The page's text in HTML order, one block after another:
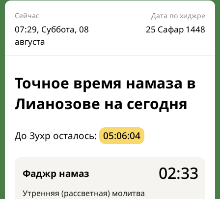
Расписание на месяц
Время Сухура и Ифтара на сегодня
Календарь рамадана
Направление киблы
Сейчас
07:29, Суббота, 08
августа
Дата по хиджре
25 Сафар 1448
Точное время намаза в
Лианозове на сегодня
До Зухр осталось: 05:06:03
Фаджр намаз
Утренняя (рассветная) молитва
02:33